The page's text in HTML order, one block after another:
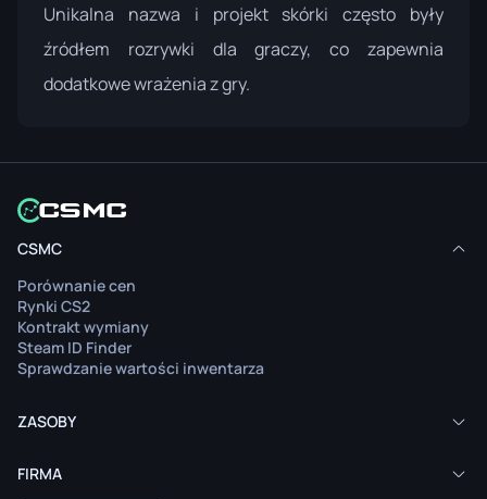
Unikalna nazwa i projekt skórki często były
źródłem rozrywki dla graczy, co zapewnia
dodatkowe wrażenia z gry.
CSMC
Porównanie cen
Rynki CS2
Kontrakt wymiany
Steam ID Finder
Sprawdzanie wartości inwentarza
ZASOBY
FIRMA